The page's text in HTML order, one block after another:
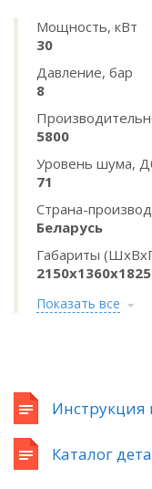
Мощность, кВт
30
Давление, бар
8
5800
Уровень шума,
71
Страна-
Беларусь
Габариты
2150х1360х1825
Показать все
Инструкция
Каталог